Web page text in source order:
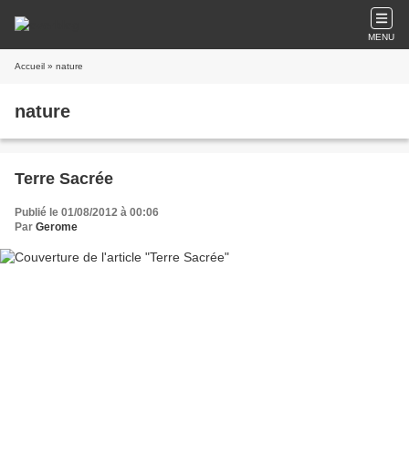
MENU
Accueil » nature
nature
Terre Sacrée
Publié le 01/08/2012 à 00:06
Par Gerome